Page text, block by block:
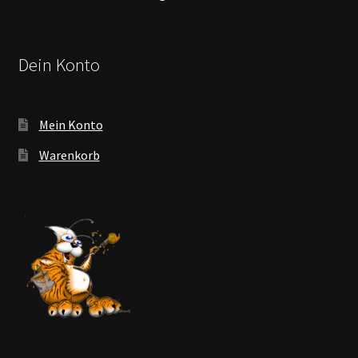
Dein Konto
Mein Konto
Warenkorb